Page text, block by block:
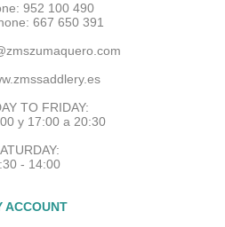
952 100 490
667 650 391
TO FRIDAY:
y 17:00 a 20:30
- 14:00
ACCOUNT